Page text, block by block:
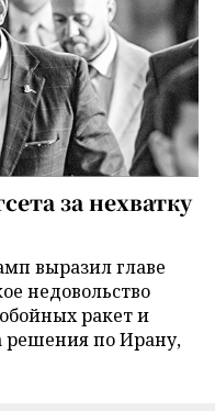
за нехватку
выразил главе
недовольство
ракет и
решения по Ирану,